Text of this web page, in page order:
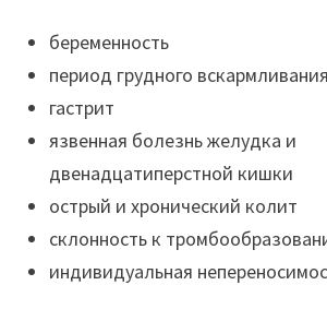
беременность
период грудного вскармливания
гастрит
язвенная болезнь желудка и
двенадцатиперстной кишки
острый и хронический колит
cклонность к
индивидуальная